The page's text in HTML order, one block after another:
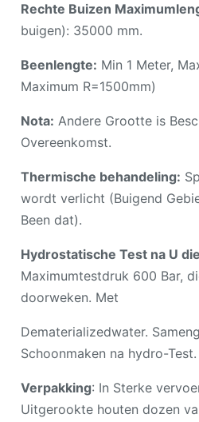
Rechte Buizen
buigen): 35000 mm.
Beenlengte: Min 1 Meter,
Maximum R=1500mm)
Nota: Andere Grootte is
Overeenkomst.
Thermische behandeling:
wordt verlicht (Buigend
Been dat).
Hydrostatische Test na U
Maximumtestdruk 600 Bar,
doorweken. Met
Dematerializedwater.
Schoonmaken na hydro-Test.
Verpakking: In Sterke
Uitgerookte houten dozen